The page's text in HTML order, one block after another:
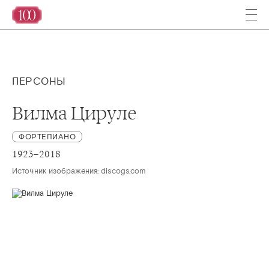
ПЕРСОНЫ
Вилма Цируле
ФОРТЕПИАНО
1923–2018
Источник изображения: discogs.com